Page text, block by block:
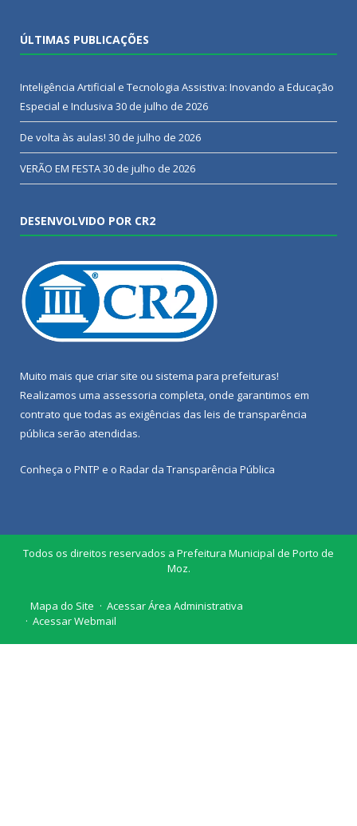
ÚLTIMAS PUBLICAÇÕES
Inteligência Artificial e Tecnologia Assistiva: Inovando a Educação
Especial e Inclusiva 30 de julho de 2026
De volta às aulas! 30 de julho de 2026
VERÃO EM FESTA30 de julho de 2026
DESENVOLVIDO POR CR2
Muito mais que criar site ou sistema para prefeituras!
Realizamos uma assessoria completa, onde garantimos em
contrato que todas as exigências das leis de transparência
pública serão atendidas.
Conheça o PNTP e o Radar da Transparência Pública
Todos os direitos reservados a Prefeitura Municipal de Porto de
Moz.
Mapa do Site
Acessar Área Administrativa
Acessar Webmail